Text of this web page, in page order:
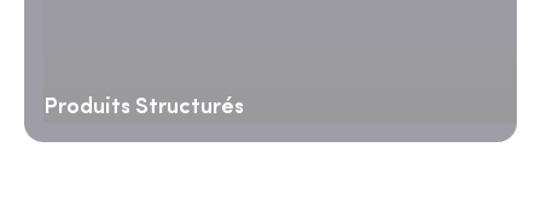
Produits Structurés